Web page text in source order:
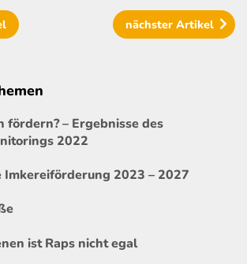
nächster Artikel
– Ergebnisse des
2022
2023 – 2027
ist Raps nicht egal